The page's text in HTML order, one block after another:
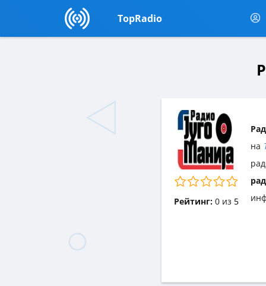
TopRadio
Рейтинг: 0из 5
на